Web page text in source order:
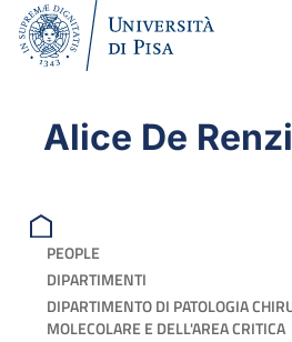
Alice De
PEOPLE
DIPARTIMENTI
DIPARTIMENTO DI PATOLOGIA
MOLECOLARE E DELL'AREA CRITICA